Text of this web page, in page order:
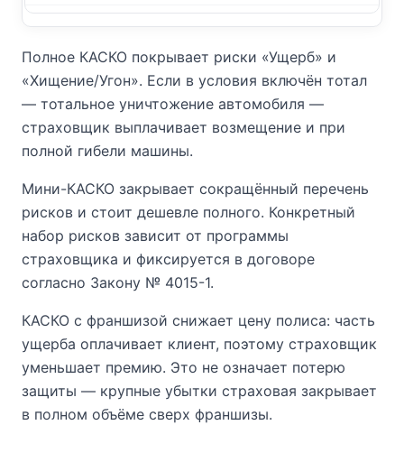
Полное КАСКО покрывает риски «Ущерб» и
«Хищение/Угон». Если в условия включён тотал
— тотальное уничтожение автомобиля —
страховщик выплачивает возмещение и при
полной гибели машины.
Мини-КАСКО закрывает сокращённый перечень
рисков и стоит дешевле полного. Конкретный
набор рисков зависит от программы
страховщика и фиксируется в договоре
согласно Закону № 4015-1.
КАСКО с франшизой снижает цену полиса: часть
ущерба оплачивает клиент, поэтому страховщик
уменьшает премию. Это не означает потерю
защиты — крупные убытки страховая закрывает
в полном объёме сверх франшизы.